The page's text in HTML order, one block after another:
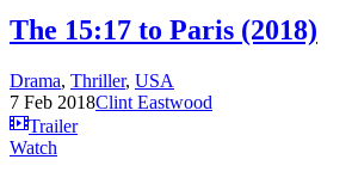
The 15:17 to Paris (2018)
Drama, Thriller, USA
7 Feb 2018Clint Eastwood
Trailer
Watch